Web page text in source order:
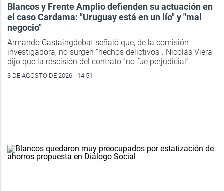
Blancos y Frente Amplio defienden su actuación en
el caso Cardama: "Uruguay está en un lío" y "mal
negocio"
Armando Castaingdebat señaló que, de la comisión
investigadora, no surgen “hechos delictivos”. Nicolás Viera
dijo que la rescisión del contrato “no fue perjudicial”.
3 DE AGOSTO DE 2026 - 14:51